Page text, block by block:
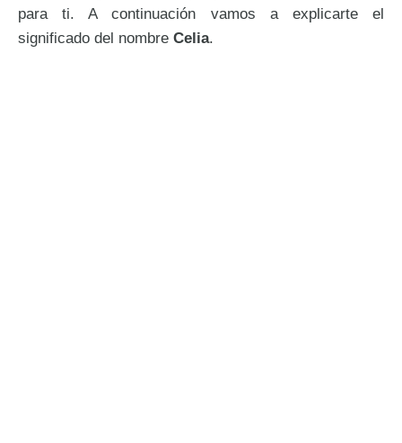
para ti. A continuación vamos a explicarte el
significado del nombre Celia.